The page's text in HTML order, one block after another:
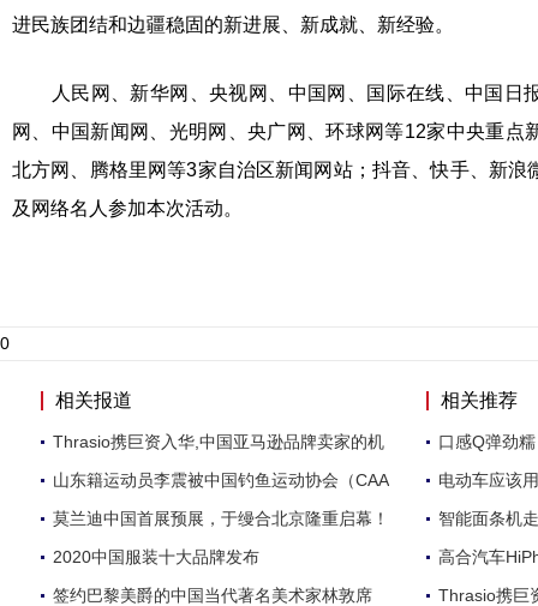
进民族团结和边疆稳固的新进展、新成就、新经验。
人民网、新华网、央视网、中国网、国际在线、中国日
网、中国新闻网、光明网、央广网、环球网等12家中央重点
北方网、腾格里网等3家自治区新闻网站；抖音、快手、新浪
及网络名人参加本次活动。
0
相关报道
Thrasio携巨资入华,中国亚马逊品牌卖家的机
山东籍运动员李震被中国钓鱼运动协会（CAA
莫兰迪中国首展预展，于缦合北京隆重启幕！
2020中国服装十大品牌发布
签约巴黎美爵的中国当代著名美术家林敦席
相关推荐
口感Q弹劲
电动车应该
智能面条机
高合汽车
Thrasio携巨